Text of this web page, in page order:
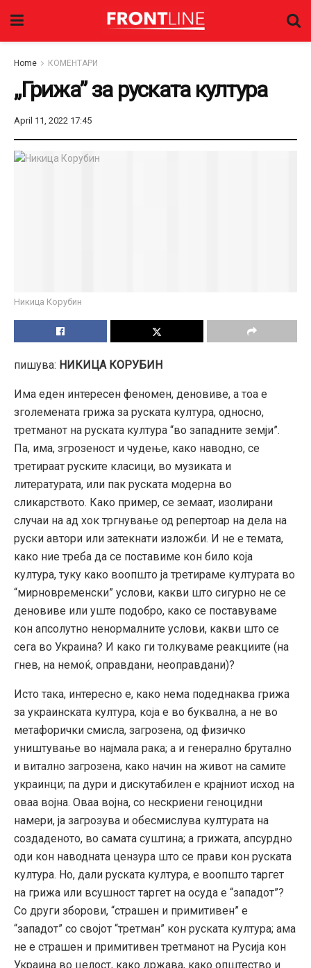
Home КОМЕНТАРИ
„Грижа” за руската култура
April 11, 2022 17:45
Никица Корубин
пишува: НИКИЦА КОРУБИН
Има еден интересен феномен, деновиве, а тоа е
зголемената грижа за руската култура, односно,
третманот на руската култура “во западните земји”.
Па, има, згрозеност и чудење, како наводно, се
третираат руските класици, во музиката и
литературата, или пак руската модерна во
сликарството. Како пример, се земаат, изолирани
случаи на ад хок тргнување од репертоар на дела на
руски автори или затекнати изложби. И не е темата,
како ние треба да се поставиме кон било која
култура, туку како воопшто ја третираме културата во
“мирновременски” услови, какви што сигурно не се
деновиве или уште подобро, како се поставуваме
кон апсолутно ненормалните услови, какви што се
сега во Украина? И како ги толкуваме реакциите (на
гнев, на немоќ, оправдани, неоправдани)?
Исто така, интересно е, како нема подеднаква грижа
за украинската култура, која е во буквална, а не во
метафорички смисла, загрозена, од физичко
уништување во најмала рака; а и генерално брутално
и витално загрозена, како начин на живот на самите
украинци; па дури и дискутабилен е крајниот исход на
оваа војна. Оваа војна, со нескриени геноцидни
намери, ја загрозува и обесмислува културата на
создаденото, во самата суштина; а грижата, апсурдно
оди кон наводната цензура што се прави кон руската
култура. Но, дали руската култура, е воопшто таргет
на грижа или всушност таргет на осуда е “западот”?
Со други зборови, “страшен и примитивен” е
“западот” со својот “третман” кон руската култура; ама
не е страшен и примитивен третманот на Русија кон
Украина во целост, како држава, како општество и